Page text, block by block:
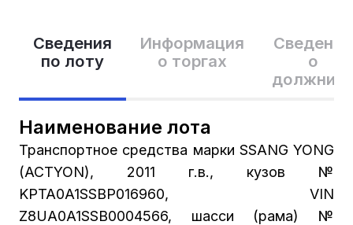
Сведения
по лоту
Информация
о торгах
Сведения
о
Наименование лота
Транспортное средства марки SSANG YONG
(ACTYON), 2011 г.в., кузов №
KPTA0A1SSBP016960, VIN
Z8UA0A1SSB0004566, шасси (рама) №